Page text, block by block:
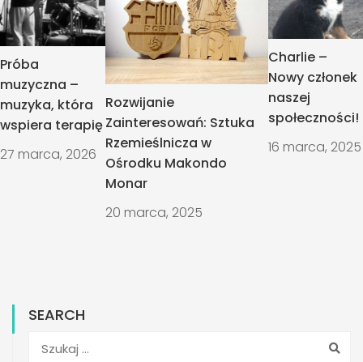
Próba
muzyczna –
muzyka, która
wspiera terapię
27 marca, 2026
Rozwijanie
Zainteresowań: Sztuka
Rzemieślnicza w
Ośrodku Makondo
Monar
20 marca, 2025
Charlie –
Nowy członek
naszej
społeczności!
16 marca, 2025
SEARCH